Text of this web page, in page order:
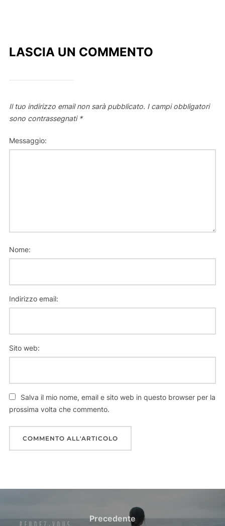
LASCIA UN COMMENTO
Il tuo indirizzo email non sarà pubblicato. I campi obbligatori
sono contrassegnati *
Messaggio:
Nome:
Indirizzo email:
Sito web:
Salva il mio nome, email e sito web in questo browser per la
prossima volta che commento.
articoli
Precedente
Precedente